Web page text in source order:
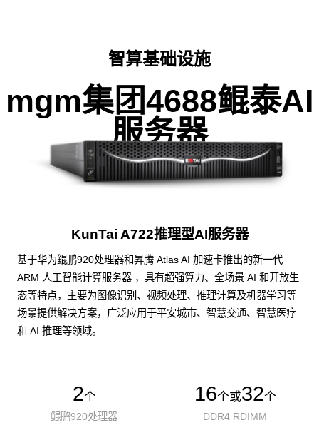
智算基础设施
mgm集团4688鲲泰AI
服务器
KunTai A722推理型AI服务器
基于华为鲲鹏920处理器和昇腾 Atlas AI 加速卡推出的新一代
ARM 人工智能计算服务器 ，具有超强算力、全场景 AI 和开放生
态等特点，主要为图像识别、视频处理、推理计算及机器学习等
场景提供解决方案，广泛应用于平安城市、智慧交通、智慧医疗
和 AI 推理等领域。
2个
鲲鹏920处理器
16个或32个
DDR4 RDIMM